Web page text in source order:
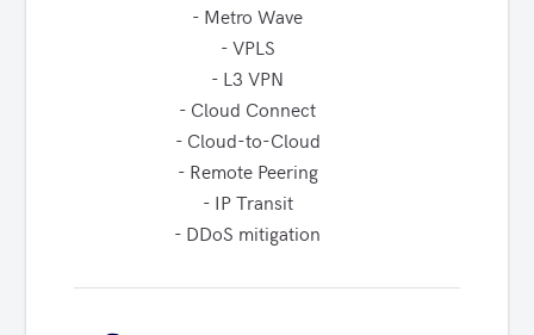
- Metro Wave
- VPLS
- L3 VPN
- Cloud Connect
- Cloud-to-Cloud
- Remote Peering
- IP Transit
- DDoS mitigation